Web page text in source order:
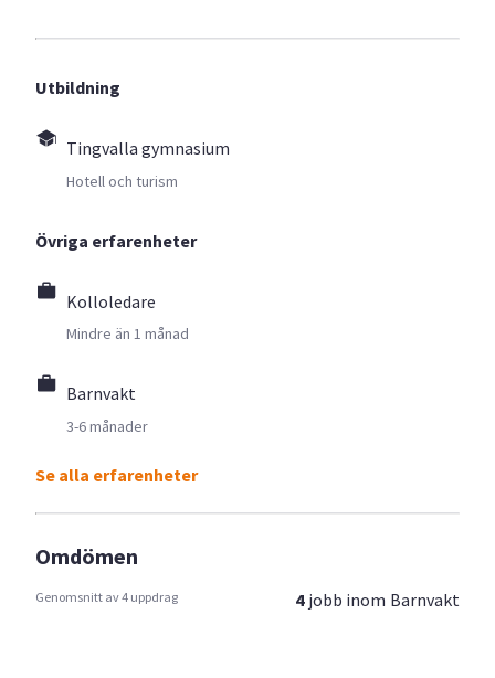
Utbildning
Tingvalla gymnasium
Hotell och turism
Övriga erfarenheter
Kolloledare
Mindre än 1 månad
Barnvakt
3-6 månader
Se alla erfarenheter
Omdömen
Genomsnitt av 4 uppdrag 4 jobb inom Barnvakt